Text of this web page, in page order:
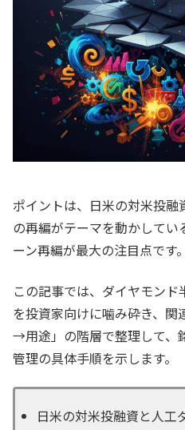
ポイントは、日米の対米投
の再編がテーマを動かして
ーン再編が最大の注目点です。
この記事では、ダイヤモン
を投資家向けに噛み砕き、
→用途」の階層で整理して、
管理の具体手順を示します。
日米の対米投融資と人工